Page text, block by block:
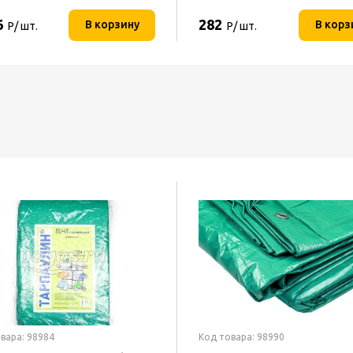
Р/ шт. В корзину 282 Р/ шт. В
98984 Код товара: 98990